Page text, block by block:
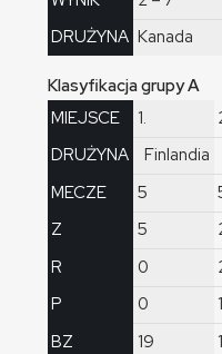
DRUŻYNA Kanada
Klasyfikacja grupy A
MIEJSCE
DRUŻYNA
MECZE
Z
R
P
BZ
1.
Finlandia
5
5
0
0
19
1